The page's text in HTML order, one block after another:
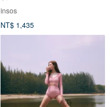
insos
NT$ 1,435